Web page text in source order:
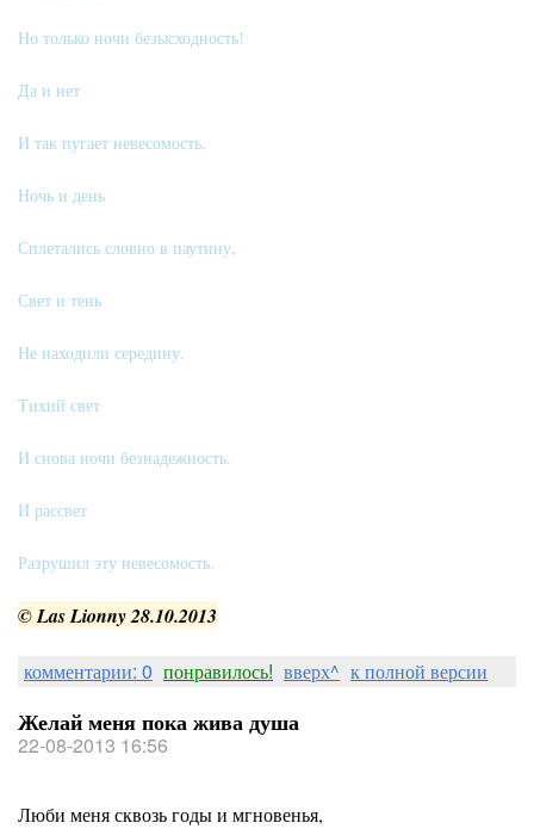
Но только ночи безысходность!
Да и нет
И так пугает невесомость.
Ночь и день
Сплетались словно в паутину,
Свет и тень
Не находили середину.
Тихий свет
И снова ночи безнадежность.
И рассвет
Разрушил эту невесомость.
© Las Lionny 28.10.2013
комментарии: 0 понравилось! вверх^ к полной версии
Желай меня пока жива душа
22-08-2013 16:56
Люби меня сквозь годы и мгновенья,